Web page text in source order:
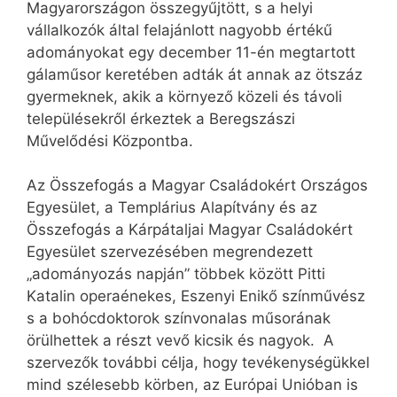
Magyarországon összegyűjtött, s a helyi
vállalkozók által felajánlott nagyobb értékű
adományokat egy december 11-én megtartott
gálaműsor keretében adták át annak az ötszáz
gyermeknek, akik a környező közeli és távoli
településekről érkeztek a Beregszászi
Művelődési Központba.
Az Összefogás a Magyar Családokért Országos
Egyesület, a Templárius Alapítvány és az
Összefogás a Kárpátaljai Magyar Családokért
Egyesület szervezésében megrendezett
„adományozás napján” többek között Pitti
Katalin operaénekes, Eszenyi Enikő színművész
s a bohócdoktorok színvonalas műsorának
örülhettek a részt vevő kicsik és nagyok. A
szervezők további célja, hogy tevékenységükkel
mind szélesebb körben, az Európai Unióban is